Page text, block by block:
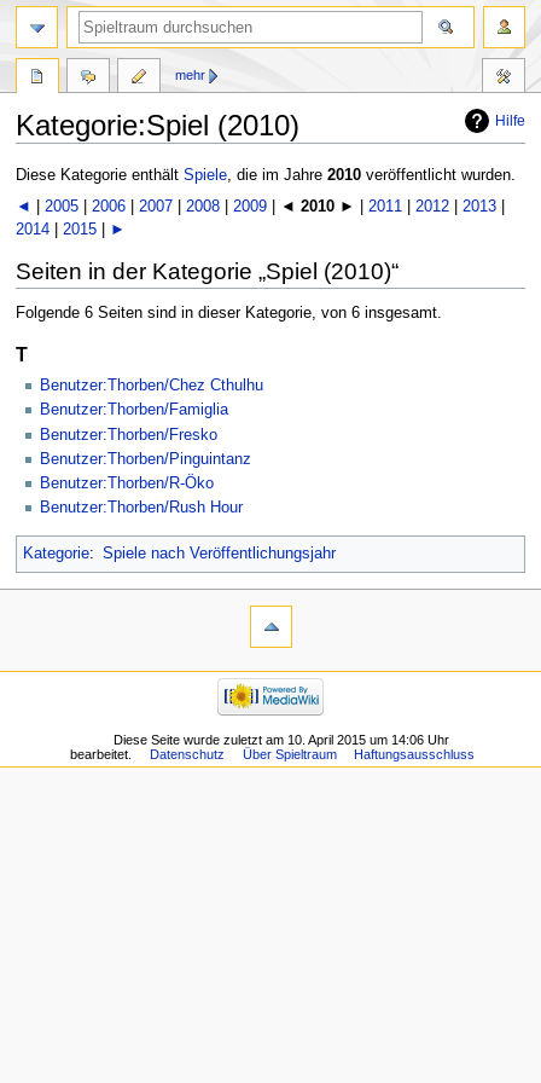
Hilfe
Kategorie:Spiel (2010)
Zur
Navigation
springen
Zur
Suche
springen
Diese Kategorie enthält Spiele, die im Jahre 2010veröffentlicht wurden.
◄
2005| 2006| 2007| 2008| 2009| ◄ 2010► | 2011 2012| 2013|
2014| 2015| ►
Seiten in der Kategorie „Spiel (2010)“
Folgende 6 Seiten sind in dieser Kategorie, von 6 insgesamt.
T
Benutzer:Thorben/Chez Cthulhu
Benutzer:Thorben/Famiglia
Benutzer:Thorben/Fresko
Benutzer:Thorben/Pinguintanz
Benutzer:Thorben/R-Öko
Benutzer:Thorben/Rush Hour
Kategorie: Spiele nach Veröffentlichungsjahr
mehr
Diese Seite wurde zuletzt am 10. April 2015 um 14:06 Uhr
bearbeitet.
Datenschutz Über Spieltraum Haftungsausschluss